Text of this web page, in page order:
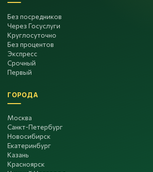
Без посредников
Через Госуслуги
Круглосуточно
Без процентов
Экспресс
Срочный
Первый
ГОРОДА
Москва
Санкт-Петербург
Новосибирск
Екатеринбург
Казань
Красноярск